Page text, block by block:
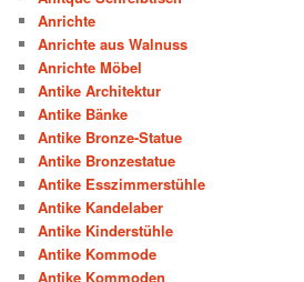
Anrichte
Anrichte aus Walnuss
Anrichte Möbel
Antike Architektur
Antike Bänke
Antike Bronze-Statue
Antike Bronzestatue
Antike Esszimmerstühle
Antike Kandelaber
Antike Kinderstühle
Antike Kommode
Antike Kommoden